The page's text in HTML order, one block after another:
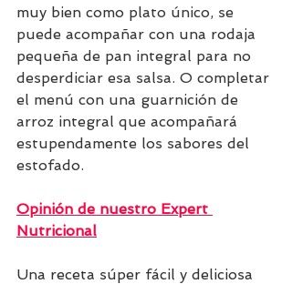
muy bien como plato único, se
puede acompañar con una rodaja
pequeña de pan integral para no
desperdiciar esa salsa. O completar
el menú con una guarnición de
arroz integral que acompañará
estupendamente los sabores del
estofado.
Opinión de nuestro Expert
Nutricional
Una receta súper fácil y deliciosa